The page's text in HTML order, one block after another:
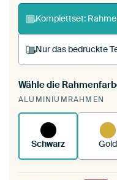
Komplettset:
Nur das bedruckte
Du spannst
deinen
funktioniert es.
Wähle die
ALUMINIUMRAHMEN
Schwarz Gold